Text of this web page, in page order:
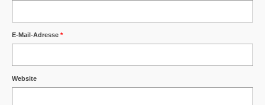
E-Mail-Adresse *
Website